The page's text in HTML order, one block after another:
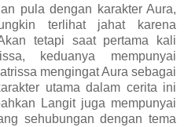
pula dengan karakter Aura,
terlihat jahat karena
tetapi saat pertama kali
keduanya mempunyai
mengingat Aura sebagai
utama dalam cerita ini
Langit juga mempunyai
sehubungan dengan tema